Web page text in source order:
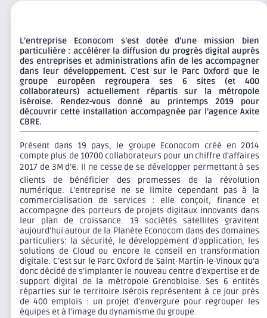
L’entreprise Econocom s’est dotée d’une mission bien
particulière : accélérer la diffusion du progrès digital auprès
des entreprises et administrations afin de les accompagner
dans leur développement. C’est sur le Parc Oxford que le
groupe européen regroupera ses 6 sites (et 400
collaborateurs) actuellement répartis sur la métropole
iséroise. Rendez-vous donné au printemps 2019 pour
découvrir cette installation accompagnée par l’agence Axite
CBRE.
Présent dans 19 pays, le groupe Econocom créé en 2014
compte plus de 10700 collaborateurs pour un chiffre d’affaires
2017 de 3M d’€. Il ne cesse de se développer permettant à ses
clients de bénéficier des promesses de la révolution
numérique. L’entreprise ne se limite cependant pas à la
commercialisation de services : elle conçoit, finance et
accompagne des porteurs de projets digitaux innovants dans
leur plan de croissance. 19 sociétés satellites gravitent
aujourd’hui autour de la Planète Econocom dans des domaines
particuliers: la sécurité, le développement d’application, les
solutions de Cloud ou encore le conseil en transformation
digitale. C’est sur le Parc Oxford de Saint-Martin-le-Vinoux qu’a
donc décidé de s’implanter le nouveau centre d’expertise et de
support digital de la métropole Grenobloise. Ses 6 entités
réparties sur le territoire Isérois représentent à ce jour près
de 400 emplois : un projet d’envergure pour regrouper les
équipes et à l’image du dynamisme du groupe.